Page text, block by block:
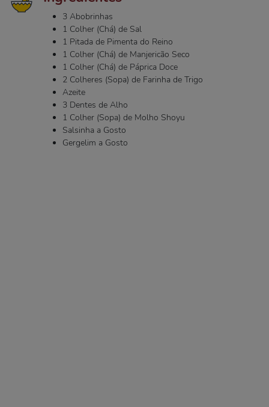
3 Abobrinhas
1 Colher (Chá) de Sal
1 Pitada de Pimenta do Reino
1 Colher (Chá) de Manjericão Seco
1 Colher (Chá) de Páprica Doce
2 Colheres (Sopa) de Farinha de Trigo
Azeite
3 Dentes de Alho
1 Colher (Sopa) de Molho Shoyu
Salsinha a Gosto
Gergelim a Gosto